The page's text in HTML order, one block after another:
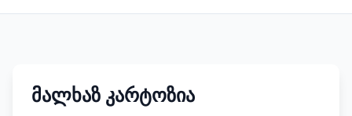
მალხაზ კარტოზია